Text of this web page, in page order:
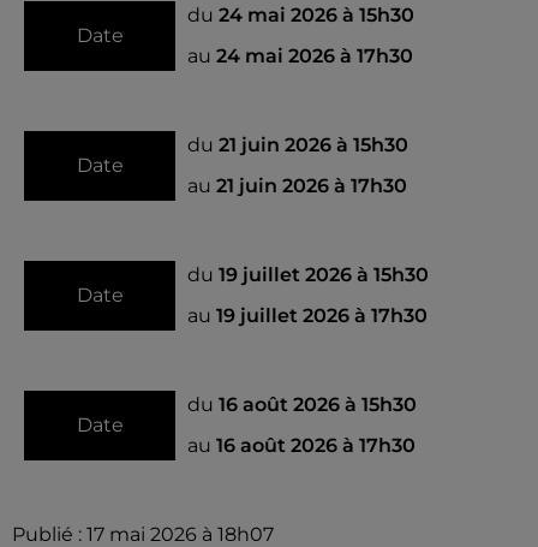
Date
du 24 mai 2026 à 15h30
au 24 mai 2026 à 17h30
Date
du 21 juin 2026 à 15h30
au 21 juin 2026 à 17h30
Date
du 19 juillet 2026 à 15h30
au 19 juillet 2026 à 17h30
Date
du 16 août 2026 à 15h30
au 16 août 2026 à 17h30
Publié : 17 mai 2026 à 18h07